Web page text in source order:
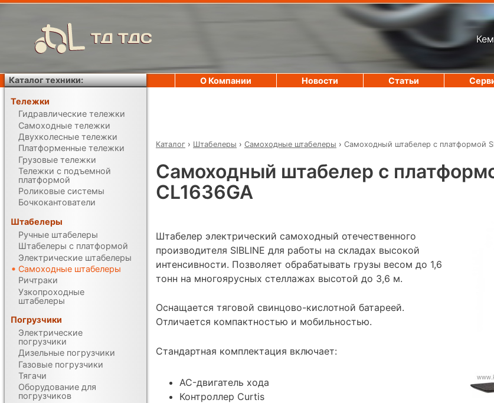
ТД ТДС
Каталог › Штабелеры › Самоходные штабелеры › Самоходный штабелер с платформой
Самоходный штабелер с
CL1636GA
Штабелер электрический самоходный отечественного
производителя SIBLINE для работы на складах высокой
интенсивности. Позволяет обрабатывать грузы весом до 1,6
тонн на многоярусных стеллажах высотой до 3,6 м.
Оснащается тяговой свинцово-кислотной батареей.
Отличается компактностью и мобильностью.
Стандартная комплектация включает:
AC-двигатель хода
Контроллер Curtis
О Компании Новости Статьи
Каталог техники:
Тележки
Гидравлические тележки
Самоходные тележки
Двухколесные тележки
Платформенные тележки
Грузовые тележки
Тележки с подъемной
платформой
Роликовые системы
Бочкокантователи
Штабелеры
Ручные штабелеры
Штабелеры с платформой
Электрические штабелеры
Самоходные штабелеры
Ричтраки
Узкопроходные
штабелеры
Погрузчики
Электрические
погрузчики
Дизельные погрузчики
Газовые погрузчики
Тягачи
Оборудование для
погрузчиков